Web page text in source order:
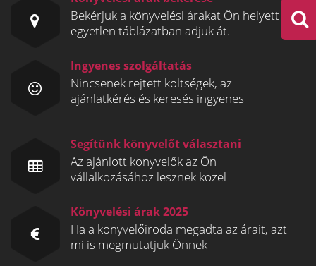
Bekérjük a könyvelési árakat Ön helyett és
egyetlen táblázatban adjuk át.
Ingyenes szolgáltatás
Nincsenek rejtett költségek, az
ajánlatkérés és keresés ingyenes
Segítünk könyvelőt választani
Az ajánlott könyvelők az Ön
vállalkozásához lesznek közel
Könyvelési árak 2025
Ha a könyvelőiroda megadta az árait, azt
mi is megmutatjuk Önnek